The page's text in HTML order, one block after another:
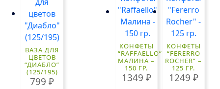
ВАЗА ДЛЯ
ЦВЕТОВ
“ДИАБЛО”
(125/195)
799₽
КОНФЕТЫ
“RAFFAELLO”
МАЛИНА –
150 ГР.
1349 ₽
КОНФЕТЫ
“FERERRO
ROCHER” –
125 ГР.
1249 ₽